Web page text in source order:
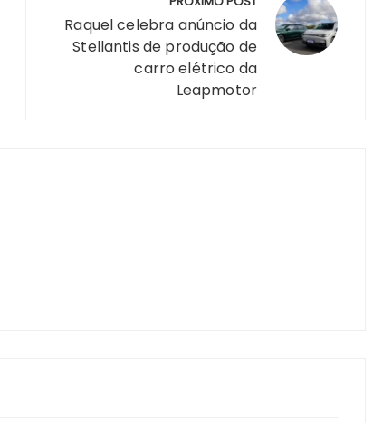
Raquel celebra anúncio da
Stellantis de produção de
carro elétrico da
Leapmotor